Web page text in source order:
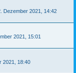
Dezember 2021, 14:42
2021, 15:01
2021, 18:40